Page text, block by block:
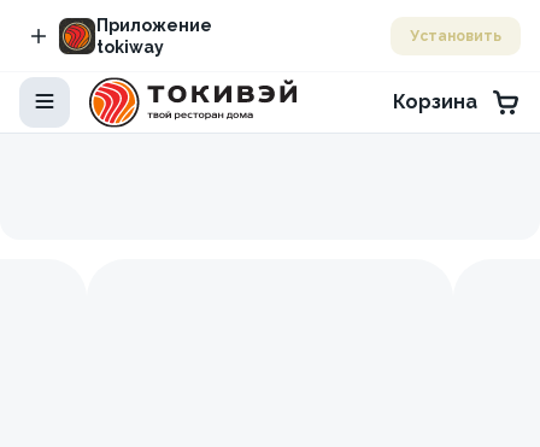
Приложение
tokiway
Установить
Корзина